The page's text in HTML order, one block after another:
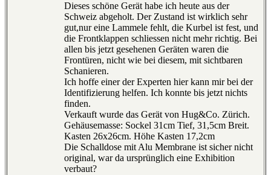
Dieses schöne Gerät habe ich heute aus der
Schweiz abgeholt. Der Zustand ist wirklich sehr
gut,nur eine Lammele fehlt, die Kurbel ist fest, und
die Frontklappen schliessen nicht mehr richtig. Bei
allen bis jetzt gesehenen Geräten waren die
Frontüren, nicht wie bei diesem, mit sichtbaren
Schanieren.
Ich hoffe einer der Experten hier kann mir bei der
Identifizierung helfen. Ich konnte bis jetzt nichts
finden.
Verkauft wurde das Gerät von Hug&Co. Zürich.
Gehäusemasse: Sockel 31cm Tief, 31,5cm Breit.
Kasten 26x26cm. Höhe Kasten 17,2cm
Die Schalldose mit Alu Membrane ist sicher nicht
original, war da ursprünglich eine Exhibition
verbaut?